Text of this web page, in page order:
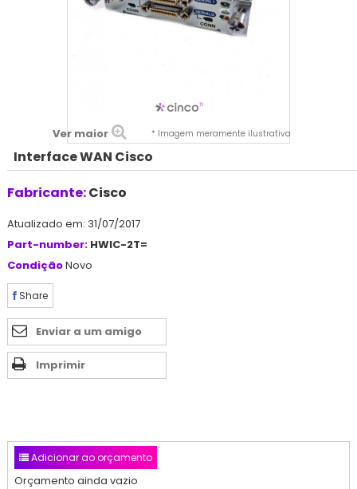
Ver maior * Imagem meramente ilustrativa
Interface WAN Cisco
Fabricante:Cisco
Atualizado em: 31/07/2017
Part-number: HWIC-2T=
CondiçãoNovo
Share
Enviar a um amigo
Imprimir
Adicionar ao orçamento
Orçamento ainda vazio